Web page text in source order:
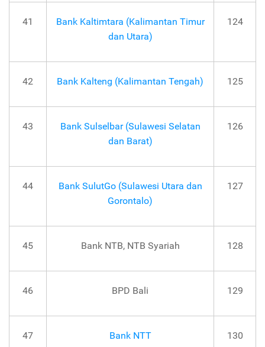
41
Bank Kaltimtara (Kalimantan Timur
dan Utara)
124
42 Bank Kalteng (Kalimantan Tengah) 125
43
Bank Sulselbar (Sulawesi Selatan
dan Barat)
126
44
Bank SulutGo (Sulawesi Utara dan
Gorontalo)
127
45 Bank NTB, NTB Syariah 128
46 BPD Bali 129
47 Bank NTT 130